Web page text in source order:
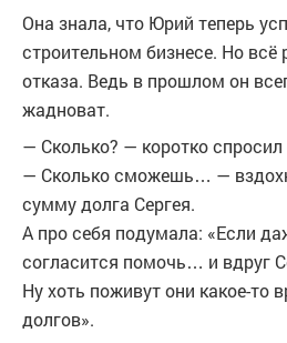
Она знала, что Юрий теперь
строительном бизнесе. Но всё
отказа. Ведь в прошлом он
жадноват.
— Сколько? — коротко спросил
— Сколько сможешь… —
сумму долга Сергея.
А про себя подумала: «Если
согласится помочь… и вдруг
Ну хоть поживут они какое-то
долгов».